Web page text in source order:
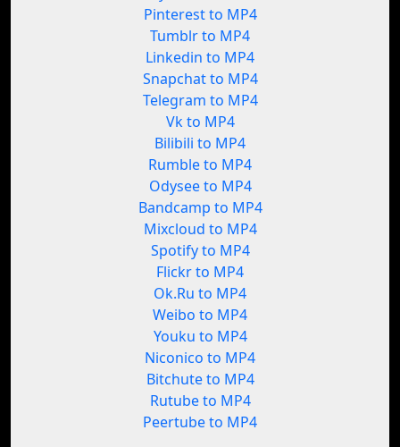
Pinterest to MP4
Tumblr to MP4
Linkedin to MP4
Snapchat to MP4
Telegram to MP4
Vk to MP4
Bilibili to MP4
Rumble to MP4
Odysee to MP4
Bandcamp to MP4
Mixcloud to MP4
Spotify to MP4
Flickr to MP4
Ok.Ru to MP4
Weibo to MP4
Youku to MP4
Niconico to MP4
Bitchute to MP4
Rutube to MP4
Peertube to MP4